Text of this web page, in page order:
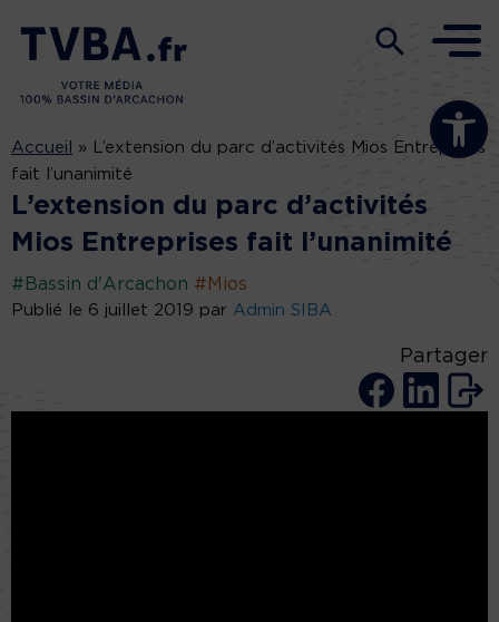
Ouvrir la
Accueil »
L’extension du parc d’activités Mios Entreprises
fait l’unanimité
L’extension du parc d’activités
Mios Entreprises fait l’unanimité
#Bassin d'Arcachon #Mios
Publié le 6 juillet 2019 par Admin SIBA
Partager